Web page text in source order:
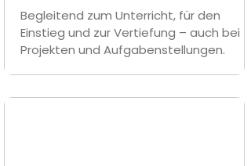
Begleitend zum Unterricht, für den
Einstieg und zur Vertiefung – auch bei
Projekten und Aufgabenstellungen.